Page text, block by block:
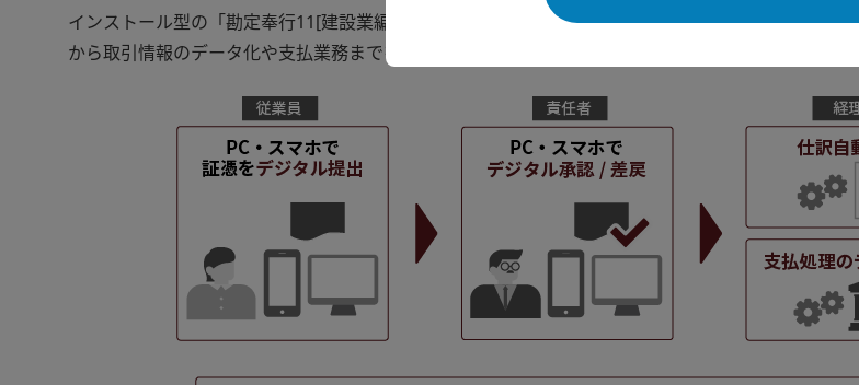
インストール型の「勘定奉行11[建設業編]ではなく、クラウド型の「勘定奉⾏クラウド[建設業編]
から取引情報のデータ化や支払業務までをデジタルで完結でき、精度と生産性の高い経理DXを実現で